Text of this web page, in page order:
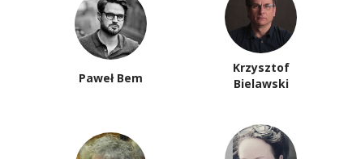
Paweł Bem
Krzysztof
Bielawski